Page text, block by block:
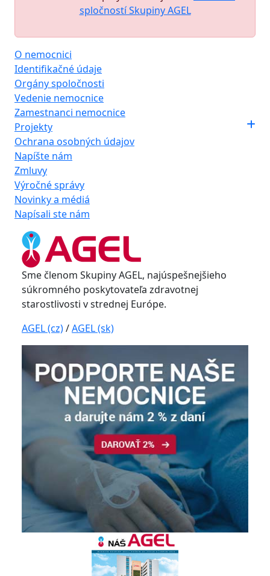
spločností Skupiny AGEL
O nemocnici
Identifikačné údaje
Orgány spoločnosti
Vedenie nemocnice
Zamestnanci nemocnice
Projekty
Ochrana osobných údajov
Napíšte nám
Zmluvy
Výročné správy
Novinky a médiá
Napísali ste nám
Sme členom Skupiny AGEL, najúspešnejšieho
súkromného poskytovateľa zdravotnej
starostlivosti v strednej Európe.
AGEL (cz)/AGEL (sk)